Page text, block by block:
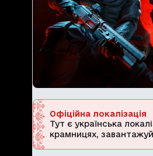
Офіційна локалізація
Тут є українська
крамницях,